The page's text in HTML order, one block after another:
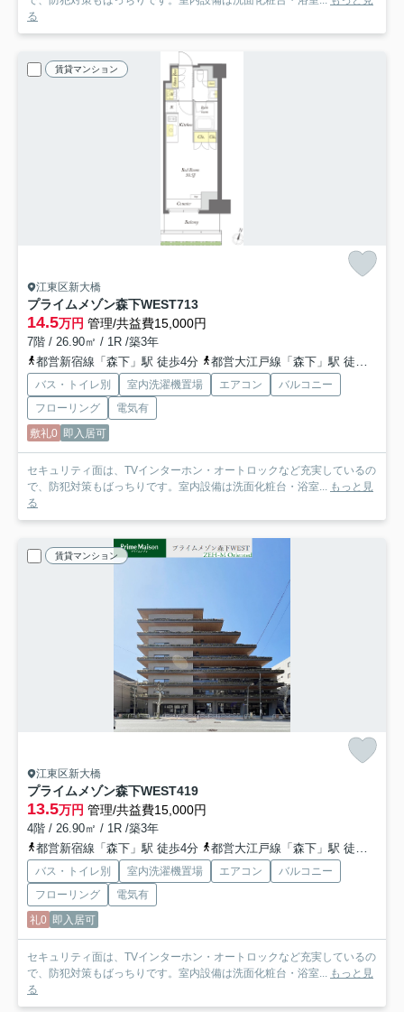
る
賃貸マンション
江東区新大橋
プライムメゾン森下WEST713
14.5万円 管理/共益費15,000円
7階 / 26.90㎡ / 1R /築3年
都営新宿線「森下」駅 徒歩4分
都営大江戸線「森下」駅 徒歩4分
バス・トイレ別 室内洗濯機置場 エアコン
バルコニー
フローリング
電気有
敷礼0 即入居可
セキュリティ面は、TVインターホン・オートロックなど充実しているの
で、防犯対策もばっちりです。室内設備は洗面化粧台・浴室... もっと見
る
賃貸マンション
江東区新大橋
プライムメゾン森下WEST419
13.5万円 管理/共益費15,000円
4階 / 26.90㎡ / 1R /築3年
都営新宿線「森下」駅 徒歩4分
都営大江戸線「森下」駅 徒歩4分
バス・トイレ別 室内洗濯機置場 エアコン
バルコニー
フローリング
電気有
礼0 即入居可
セキュリティ面は、TVインターホン・オートロックなど充実しているの
で、防犯対策もばっちりです。室内設備は洗面化粧台・浴室... もっと見
る